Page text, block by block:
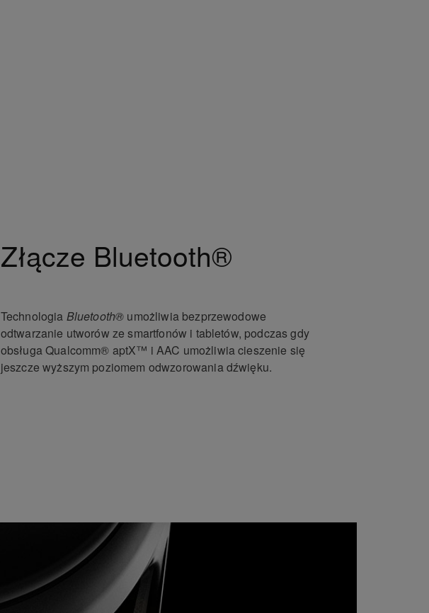
Złącze Bluetooth®
Technologia Bluetooth® umożliwia bezprzewodowe
odtwarzanie utworów ze smartfonów i tabletów, podczas gdy
obsługa Qualcomm® aptX™ i AAC umożliwia cieszenie się
jeszcze wyższym poziomem odwzorowania dźwięku.